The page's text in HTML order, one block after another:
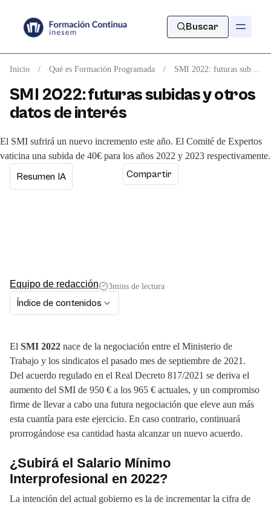
Buscar
Inicio / Qué es Formación Programada / SMI 2022: futuras subidas y otros datos de interés
SMI 2022: futuras subidas y otros
datos de interés
El SMI sufrirá un nuevo incremento este año. El Comité de Expertos
vaticina una subida de 40€ para los años 2022 y 2023 respectivamente.
Resumen IA Compartir
Equipo de redacción 3mins de lectura
Índice de contenidos
El SMI 2022 nace de la negociación entre el Ministerio de
Trabajo y los sindicatos el pasado mes de septiembre de 2021.
Del acuerdo regulado en el Real Decreto 817/2021 se deriva el
aumento del SMI de 950 € a los 965 € actuales, y un compromiso
firme de llevar a cabo una futura negociación que eleve aun más
esta cuantía para este ejercicio. En caso contrario, continuará
prorrogándose esa cantidad hasta alcanzar un nuevo acuerdo.
¿Subirá el Salario Mínimo
Interprofesional en 2022?
La intención del actual gobierno es la de incrementar la cifra de